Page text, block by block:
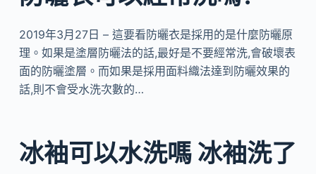
2019年3月27日 – 這要看防曬衣是採用的是什麼防曬原
理。如果是塗層防曬法的話,最好是不要經常洗,會破壞表
面的防曬塗層。而如果是採用面料織法達到防曬效果的
話,則不會受水洗次數的…
冰袖可以水洗嗎 冰袖洗了